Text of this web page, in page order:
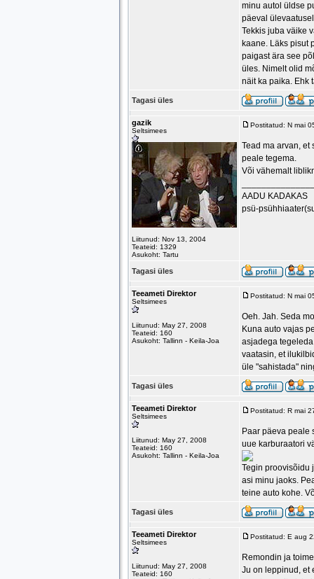
minu autol üldse
päeval
Tekkis juba väike
kaane. Läks pisut
paigast ära see
üles. Nimelt olid
näit ka paika. Ehk
Tagasi üles
gazik
Seltsimees
Liitunud: Nov 13, 2004
Teateid: 1329
Asukoht: Tartu
Postitatud: N mai
Tead ma arvan,
peale tegema.
Või vähemalt
AADU KADAKAS
psü-
Tagasi üles
Teeameti Direktor
Seltsimees
Liitunud: May 27, 2008
Teateid: 160
Asukoht: Tallinn - Keila-Joa
Postitatud: N mai
Oeh. Jah. Seda
Kuna auto vajas
asjadega
vaatasin, et
üle "sahistada"
Tagasi üles
Teeameti Direktor
Seltsimees
Liitunud: May 27, 2008
Teateid: 160
Asukoht: Tallinn - Keila-Joa
Postitatud: R mai
Paar päeva peale
uue karburaatori
Tegin proovisõidu
asi minu jaoks.
teine auto kohe.
Tagasi üles
Teeameti Direktor
Seltsimees
Liitunud: May 27, 2008
Teateid: 160
Postitatud: E aug
Remondin ja
Ju on leppinud, et